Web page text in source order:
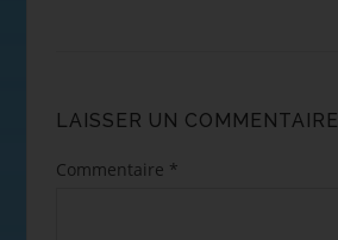
LAISSER UN COMMENTAIRE
Commentaire *